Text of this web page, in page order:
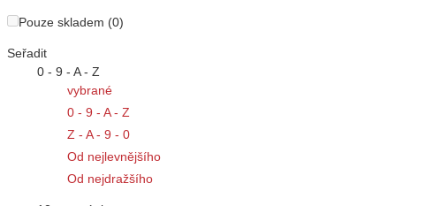
Pouze skladem (0)
Seřadit
0 - 9 - A - Z
vybrané
0 - 9 - A - Z
Z - A - 9 - 0
Od nejlevnějšího
Od nejdražšího